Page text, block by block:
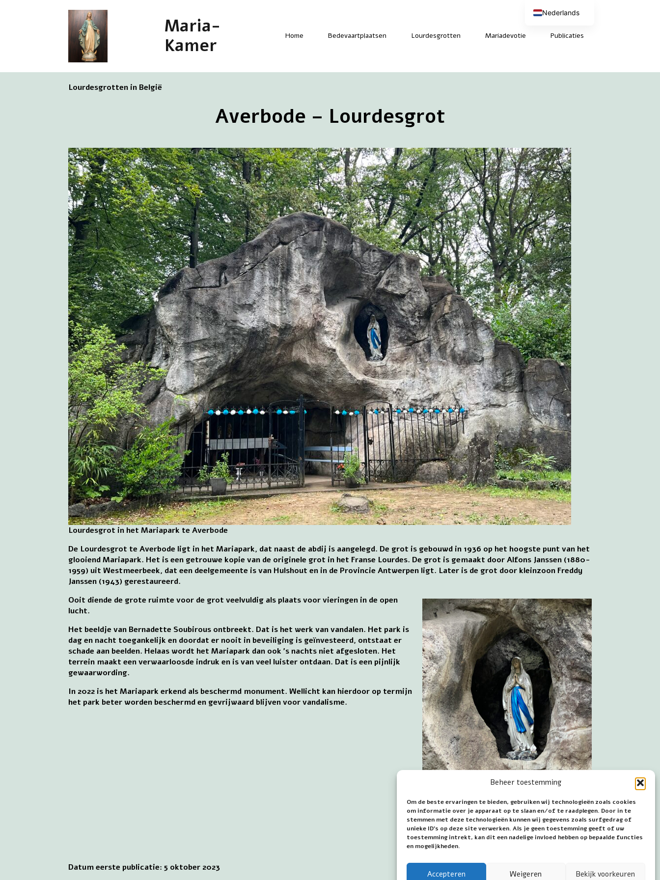
Beheer toestemming
Om de beste ervaringen te bieden, gebruiken wij technologieën zoals cookies
om informatie over je apparaat op te slaan en/of te raadplegen. Door in te
stemmen met deze technologieën kunnen wij gegevens zoals surfgedrag of
unieke ID's op deze site verwerken. Als je geen toestemming geeft of uw
toestemming intrekt, kan dit een nadelige invloed hebben op bepaalde functies
en mogelijkheden.
Accepteren Weigeren Bekijk voorkeuren
Maria-
Kamer
Home Bedevaartplaatsen Lourdesgrotten Mariadevotie Publicaties
Lourdesgrotten in België
Averbode – Lourdesgrot
Lourdesgrot in het Mariapark te Averbode
De Lourdesgrot te Averbode ligt in het Mariapark, dat naast de abdij is aangelegd. De grot is gebouwd in 1936 op het hoogste punt van het
glooiend Mariapark. Het is een getrouwe kopie van de originele grot in het Franse Lourdes. De grot is gemaakt door Alfons Janssen (1880-
1959) uit Westmeerbeek, dat een deelgemeente is van Hulshout en in de Provincie Antwerpen ligt. Later is de grot door kleinzoon Freddy
Janssen (1943) gerestaureerd.
Mariabeeld in de Lourdesgrot in het
Mariapark te Averbode
Ooit diende de grote ruimte voor de grot veelvuldig als plaats voor vieringen in de open
lucht.
Het beeldje van Bernadette Soubirous ontbreekt. Dat is het werk van vandalen. Het park is
dag en nacht toegankelijk en doordat er nooit in beveiliging is geïnvesteerd, ontstaat er
schade aan beelden. Helaas wordt het Mariapark dan ook ’s nachts niet afgesloten. Het
terrein maakt een verwaarloosde indruk en is van veel luister ontdaan. Dat is een pijnlijk
gewaarwording.
In 2022 is het Mariapark erkend als beschermd monument. Wellicht kan hierdoor op termijn
het park beter worden beschermd en gevrijwaard blijven voor vandalisme.
Datum eerste publicatie: 5 oktober 2023
Nederlands
Deutsch